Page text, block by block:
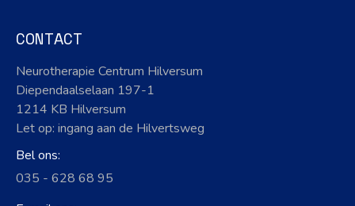
CONTACT
Neurotherapie Centrum Hilversum
Diependaalselaan 197-1
1214 KB Hilversum
Let op: ingang aan de Hilvertsweg
Bel ons:
035 - 628 68 95